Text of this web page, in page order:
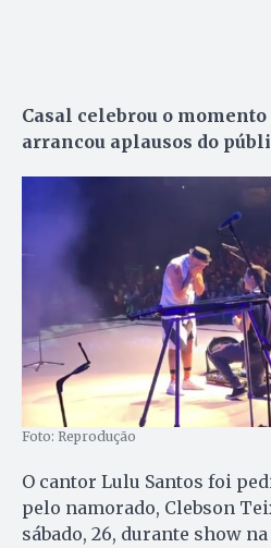
Casal celebrou o
arrancou aplausos do
Foto: Reprodução
O cantor Lulu Santos foi
pelo namorado, Clebson
sábado, 26, durante show